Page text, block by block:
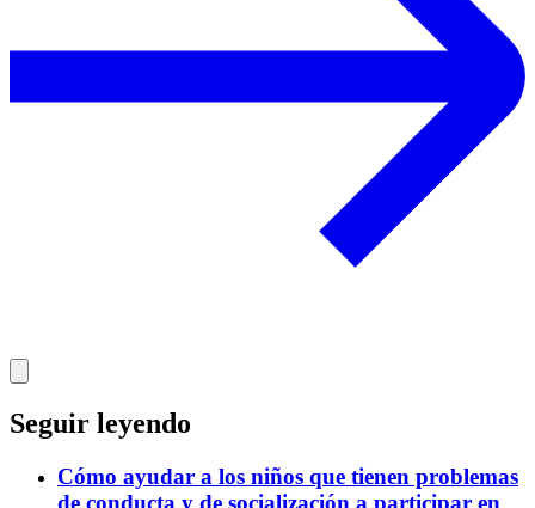
Seguir leyendo
Cómo ayudar a los niños que tienen problemas
de conducta y de socialización a participar en